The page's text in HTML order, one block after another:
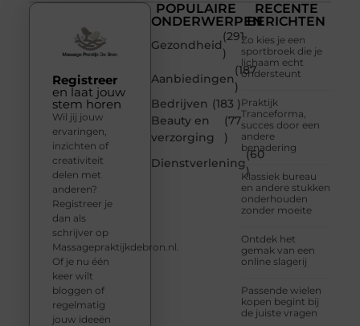
POPULAIRE
ONDERWERPEN
Gezondheid
(291
)
Aanbiedingen
(187
)
Bedrijven (183 )
Beauty en
verzorging
(77
)
Dienstverlening
(60
)
RECENTE
BERICHTEN
Zo kies je een
sportbroek die je
lichaam echt
ondersteunt
Praktijk
Tranceforma,
succes door een
andere
benadering
Klassiek bureau
en andere stukken
onderhouden
zonder moeite
Ontdek het
gemak van een
online slagerij
Passende wielen
kopen begint bij
de juiste vragen
Registreer
en laat jouw
stem horen
Wil jij jouw
ervaringen,
inzichten of
creativiteit
delen met
anderen?
Registreer je
dan als
schrijver op
Massagepraktijkdebron.nl.
Of je nu één
keer wilt
bloggen of
regelmatig
jouw ideeën